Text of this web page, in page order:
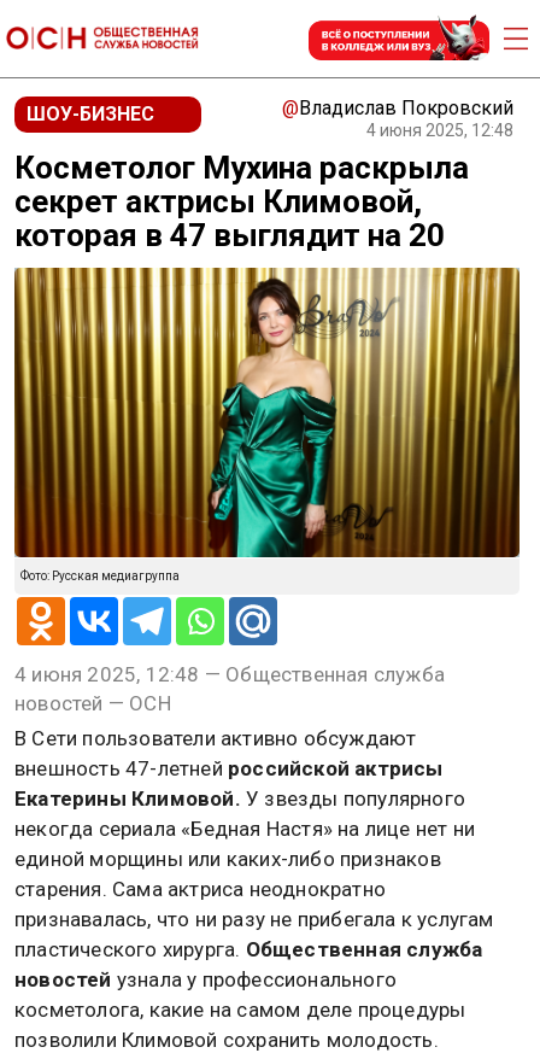
ШОУ-БИЗНЕС @Владислав Покровский
4 июня 2025, 12:48
Косметолог Мухина раскрыла
секрет актрисы Климовой,
которая в 47 выглядит на 20
Фото: Русская медиагруппа
4 июня 2025, 12:48 — Общественная служба
новостей — ОСН
В Сети пользователи активно обсуждают
внешность 47-летней российской актрисы
Екатерины Климовой. У звезды популярного
некогда сериала «Бедная Настя» на лице нет ни
единой морщины или каких-либо признаков
старения. Сама актриса неоднократно
признавалась, что ни разу не прибегала к услугам
пластического хирурга. Общественная служба
новостей узнала у профессионального
косметолога, какие на самом деле процедуры
позволили Климовой сохранить молодость.